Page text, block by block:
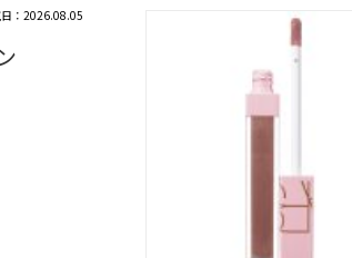
：2026.08.05